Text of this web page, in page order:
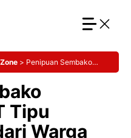
> Penipuan Sembako
Tipu
Warga